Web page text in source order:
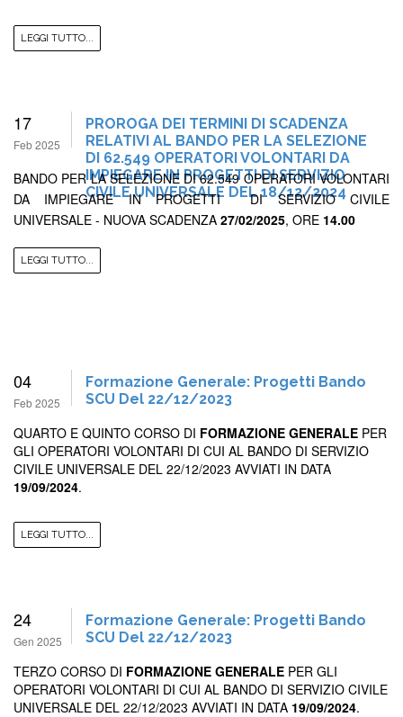
LEGGI TUTTO...
17
Feb 2025
PROROGA DEI TERMINI DI SCADENZA
RELATIVI AL BANDO PER LA SELEZIONE
DI 62.549 OPERATORI VOLONTARI DA
IMPIEGARE IN PROGETTI DI SERVIZIO
CIVILE UNIVERSALE DEL 18/12/2024
BANDO PER LA SELEZIONE DI 62.549 OPERATORI VOLONTARI
DA IMPIEGARE IN PROGETTI DI SERVIZIO CIVILE
UNIVERSALE - NUOVA SCADENZA 27/02/2025, ORE 14.00
LEGGI TUTTO...
04
Feb 2025
Formazione Generale: Progetti Bando
SCU Del 22/12/2023
QUARTO E QUINTO CORSO DI FORMAZIONE GENERALE PER
GLI OPERATORI VOLONTARI DI CUI AL BANDO DI SERVIZIO
CIVILE UNIVERSALE DEL 22/12/2023 AVVIATI IN DATA
19/09/2024.
LEGGI TUTTO...
24
Gen 2025
Formazione Generale: Progetti Bando
SCU Del 22/12/2023
TERZO CORSO DI FORMAZIONE GENERALE PER GLI
OPERATORI VOLONTARI DI CUI AL BANDO DI SERVIZIO CIVILE
UNIVERSALE DEL 22/12/2023 AVVIATI IN DATA 19/09/2024.